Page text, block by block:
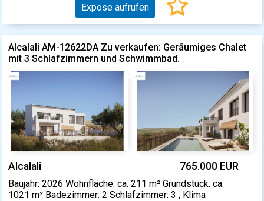
Expose aufrufen
Alcalali AM-12622DA Zu verkaufen: Geräumiges Chalet
mit 3 Schlafzimmern und Schwimmbad.
Alcalali 765.000 EUR
Baujahr: 2026 Wohnfläche: ca. 211 m² Grundstück: ca.
1021 m² Badezimmer: 2 Schlafzimmer: 3 , Klima